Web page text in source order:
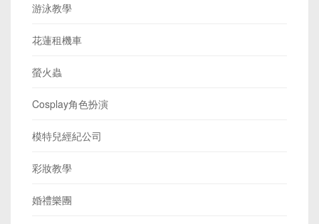
游泳教學
花蓮租機車
螢火蟲
Cosplay角色扮演
模特兒經紀公司
彩妝教學
婚禮樂團